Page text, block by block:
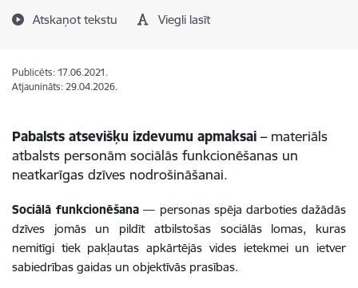
Atskaņot tekstu Viegli lasīt
Publicēts: 17.06.2021.
Atjaunināts: 29.04.2026.
Pabalsts atsevišķu izdevumu apmaksai –materiāls
atbalsts personām sociālās funkcionēšanas un
neatkarīgas dzīves nodrošināšanai.
Sociālā funkcionēšana — personas spēja darboties dažādās
dzīves jomās un pildīt atbilstošas sociālās lomas, kuras
nemitīgi tiek pakļautas apkārtējās vides ietekmei un ietver
sabiedrības gaidas un objektīvās prasības.